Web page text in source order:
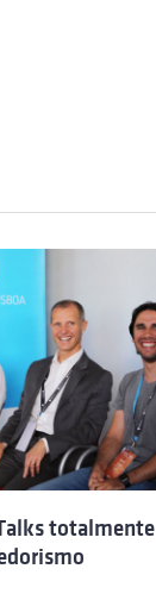
totalmente